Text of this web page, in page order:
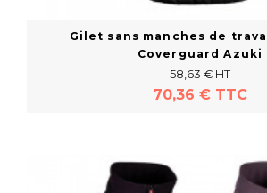
En savoir plus
Gilet sans manches de
Coverguard Azuki
58,63 € HT
70,36 € TTC